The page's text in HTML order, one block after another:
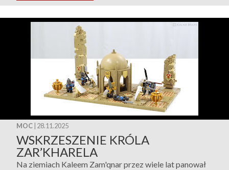
MOC | 28.11.2025
WSKRZESZENIE KRÓLA
ZAR’KHARELA
Na ziemiach Kaleem Zam'qnar przez wiele lat panował